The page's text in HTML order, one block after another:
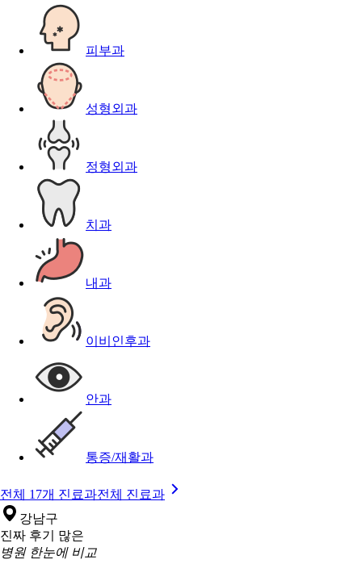
피부과
성형외과
정형외과
치과
내과
이비인후과
안과
통증/재활과
전체 17개 진료과전체 진료과
강남구
진짜 후기 많은
병원 한눈에 비교